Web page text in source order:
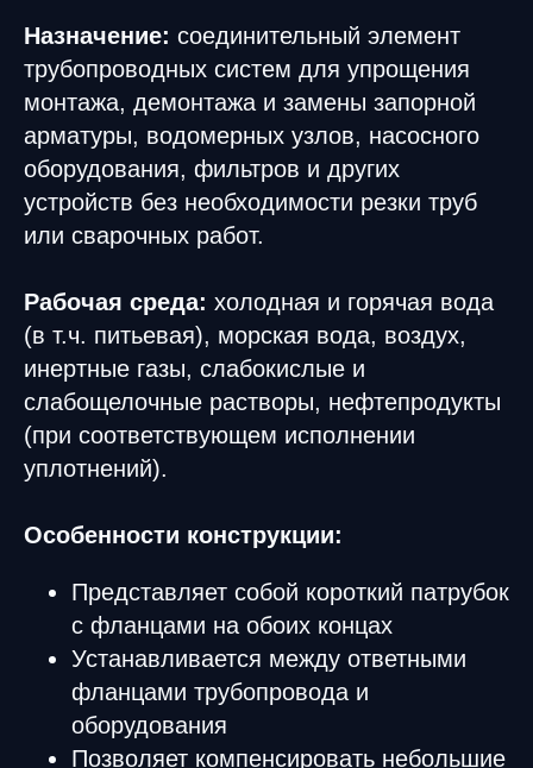
Назначение: соединительный элемент
трубопроводных систем для упрощения
монтажа, демонтажа и замены запорной
арматуры, водомерных узлов, насосного
оборудования, фильтров и других
устройств без необходимости резки труб
или сварочных работ.
Рабочая среда: холодная и горячая вода
(в т.ч. питьевая), морская вода, воздух,
инертные газы, слабокислые и
слабощелочные растворы, нефтепродукты
(при соответствующем исполнении
уплотнений).
Особенности конструкции:
Представляет собой короткий патрубок
с фланцами на обоих концах
Устанавливается между ответными
фланцами трубопровода и
оборудования
Позволяет компенсировать небольшие